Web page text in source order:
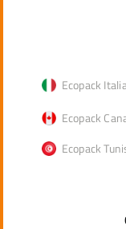
Ecopack
Ecopack
Ecopack